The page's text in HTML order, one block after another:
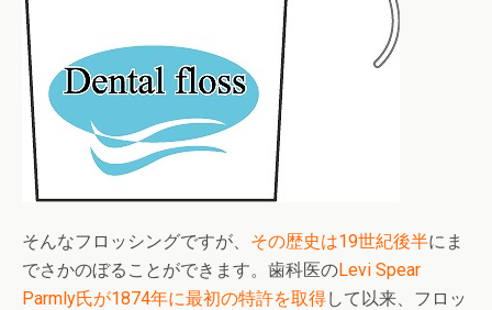
そんなフロッシングですが、 その歴史は19世紀後半にま
でさかのぼることができます。歯科医のLevi Spear
Parmly氏が1874年に最初の特許を取得して以来、フロッ